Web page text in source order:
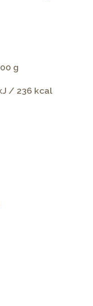
g
/ 236 kcal